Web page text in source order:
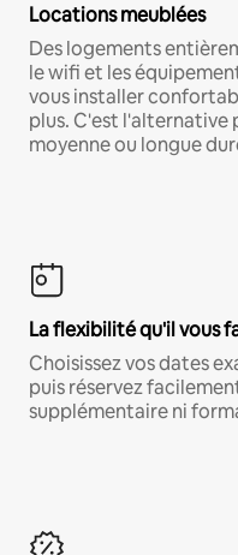
Locations meublées
Des logements
le wifi et les
vous installer
plus. C'est
moyenne ou longue
La flexibilité qu'il vous
Choisissez vos dates
puis réservez
supplémentaire ni